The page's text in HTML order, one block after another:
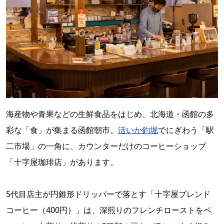
海産物や青果などの生鮮食品をはじめ、北海道・函館の多
彩な「食」が集まる函館朝市。 活いか釣堀でにぎわう「駅
二市場」の一角に、カウンターだけのコーヒーショップ
「十字屋珈琲店」があります。
5代目店主が円錐形ドリッパーで落とす「十字屋ブレンド
コーヒー（400円）」は、深煎りのフレンチローストをベ